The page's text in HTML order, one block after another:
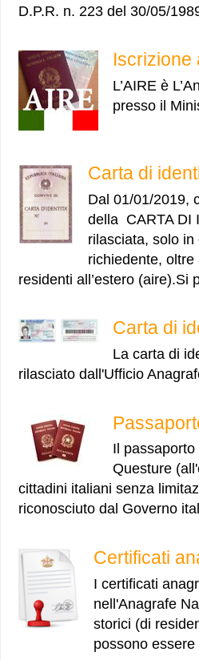
D.P.R. n. 223 del 30/05/
Iscrizione
L’AIRE è
presso il
Carta di
Dal 01/01/2019,
della CARTA DI
rilasciata, solo
richiedente, oltre
residenti all’estero (aire).Si
Carta di
La carta di
rilasciato dall'Ufficio
Il
Questure
cittadini italiani senza
riconosciuto dal Governo
Certificati
I certificati
nell'Anagrafe
storici (di
possono